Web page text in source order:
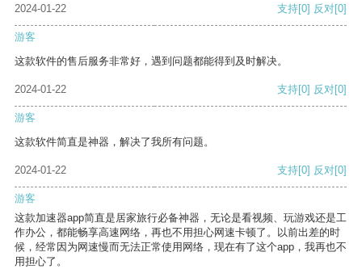
2024-01-22 支持[0] 反对[0]
游客
这款软件的售后服务非常好，遇到问题都能得到及时解决。
2024-01-22 支持[0] 反对[0]
游客
这款软件简直是神器，解决了我所有问题。
2024-01-22 支持[0] 反对[0]
游客
这款加速器app简直是居家旅行必备神器，无论是看视频、玩游戏还是工
作办公，都能畅享高速网络，再也不用担心网速卡顿了。以前出差的时
候，经常因为网速慢而无法正常使用网络，现在有了这个app，我再也不
用担心了。